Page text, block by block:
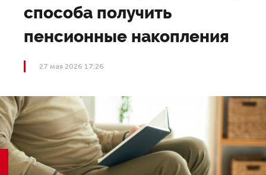
способа получить
пенсионные накопления
27 мая 2026 17:26